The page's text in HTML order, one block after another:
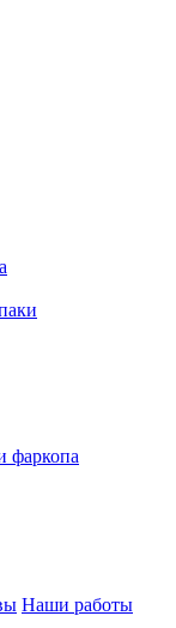
фаркопа
Наши работы